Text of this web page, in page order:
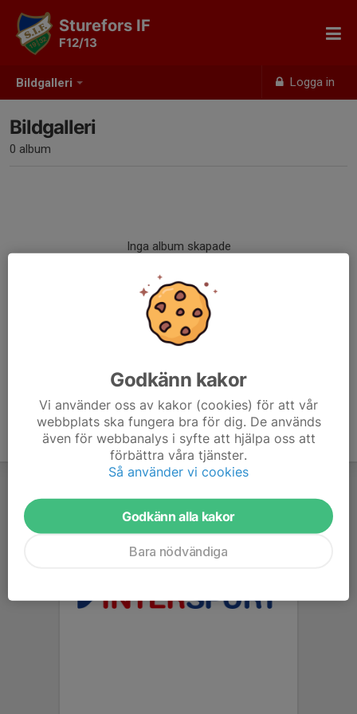
Bildgalleri Logga in
Sturefors IF
F12/13
Bildgalleri
0 album
Inga album skapade
Godkänn kakor
Vi använder oss av kakor (cookies) för att vår
webbplats ska fungera bra för dig. De används
även för webbanalys i syfte att hjälpa oss att
förbättra våra tjänster.
Så använder vi cookies
Godkänn alla kakor
Bara nödvändiga